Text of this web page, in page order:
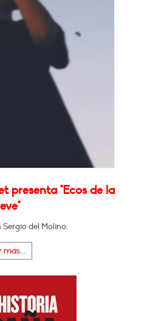
presenta "Ecos de la
del Molino.
más...